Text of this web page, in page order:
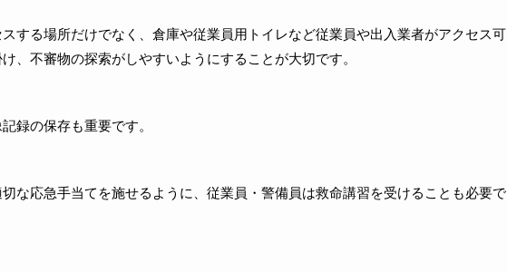
する場所だけでなく、倉庫や従業員用トイレなど従業員や出入業者がアクセス可
、不審物の探索がしやすいようにすることが大切です。
録の保存も重要です。
な応急手当てを施せるように、従業員・警備員は救命講習を受けることも必要で